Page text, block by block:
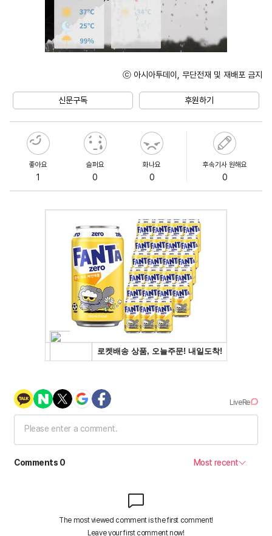
ⓒ 아시아투데이, 무단전재 및 재배포 금지
신문구독 후원하기
좋아요
1
슬퍼요
0
화나요
0
후속기사 원해요
0